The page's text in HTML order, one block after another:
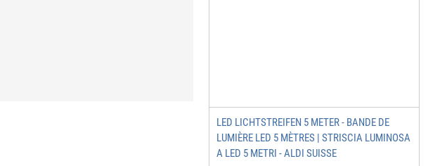
LED LICHTSTREIFEN 5 METER - BANDE DE
LUMIÈRE LED 5 MÈTRES | STRISCIA LUMINOSA
A LED 5 METRI - ALDI SUISSE